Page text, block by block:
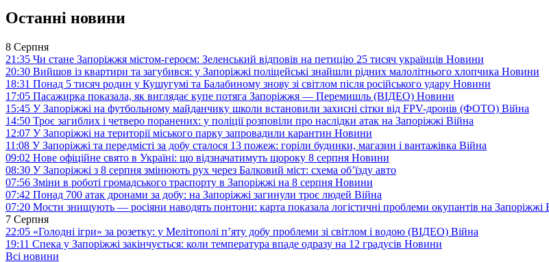
Останні новини
8 Серпня
21:35 Чи стане Запоріжжя містом-героєм: Зеленський відповів на петицію 25 тисяч українців Новини
20:30 Вийшов із квартири та загубився: у Запоріжжі поліцейські знайшли рідних малолітнього хлопчика Новини
18:31 Понад 5 тисяч родин у Кушугумі та Балабиному знову зі світлом після російського удару Новини
17:05 Пасажирка показала, як виглядає купе потяга Запоріжжя — Перемишль (ВІДЕО) Новини
15:45 У Запоріжжі на футбольному майданчику школи встановили захисні сітки від FPV-дронів (ФОТО) Війна
14:50 Троє загиблих і четверо поранених: у поліції розповіли про наслідки атак на Запоріжжі Війна
12:07 У Запоріжжі на території міського парку запровадили карантин Новини
11:08 У Запоріжжі та передмісті за добу сталося 13 пожеж: горіли будинки, магазин і вантажівка Війна
09:02 Нове офіційне свято в Україні: що відзначатимуть щороку 8 серпня Новини
08:30 У Запоріжжі з 8 серпня змінюють рух через Балковий міст: схема об’їзду авто
07:56 Зміни в роботі громадського траспорту в Запоріжжі на 8 серпня Новини
07:42 Понад 700 атак дронами за добу: на Запоріжжі загинули троє людей Війна
07:20 Мости знищують — росіяни наводять понтони: карта показала логістичні проблеми окупантів на Запоріжжі
7 Серпня
22:05 «Голодні ігри» за розетку: у Мелітополі п’яту добу проблеми зі світлом і водою (ВІДЕО) Війна
19:11 Спека у Запоріжжі закінчується: коли температура впаде одразу на 12 градусів Новини
Всі новини